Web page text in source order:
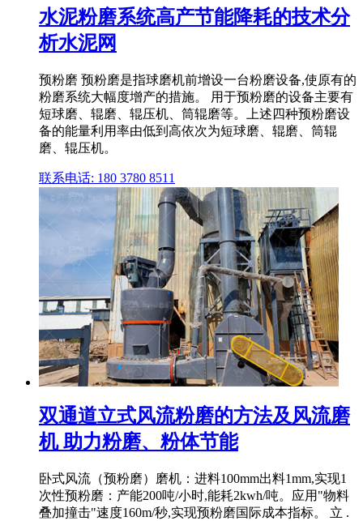
水泥粉磨系统高产节能降耗的技术分
析水泥网
预粉磨 预粉磨是指球磨机前增设一台粉磨设备,使原有的
粉磨系统大幅度增产的措施。 用于预粉磨的设备主要有
短球磨、辊磨、辊压机、筒辊磨等。上述四种预粉磨设
备的能量利用率由低到高依次为短球磨、辊磨、筒辊
磨、辊压机。
联系电话: 180 3780 8511
双通道立式风流粉磨的方法及风流磨
机 助力粉磨、粉体节能
卧式风流（预粉磨）磨机：进料100mm出料1mm,实现1
次性预粉磨：产能200吨/小时,能耗2kwh/吨。应用"物料
叠加撞击"速度160m/秒,实现预粉磨国际成本指标。 立 .